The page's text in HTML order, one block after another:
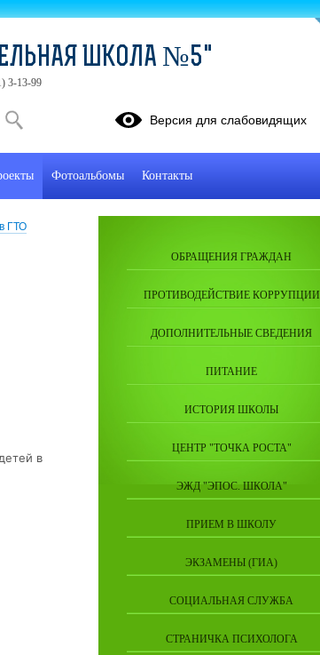
ГТО
в
ОБРАЩЕНИЯ ГРАЖДАН
ПРОТИВОДЕЙСТВИЕ КОРРУПЦИИ
ДОПОЛНИТЕЛЬНЫЕ СВЕДЕНИЯ
ПИТАНИЕ
ИСТОРИЯ ШКОЛЫ
ЦЕНТР "ТОЧКА РОСТА"
ЭЖД "ЭПОС. ШКОЛА"
ПРИЕМ В ШКОЛУ
ЭКЗАМЕНЫ (ГИА)
СОЦИАЛЬНАЯ СЛУЖБА
СТРАНИЧКА ПСИХОЛОГА
ШКОЛА №5"
3-13-99
Версия для слабовидящих
Фотоальбомы Контакты